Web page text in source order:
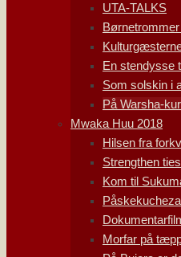
UTA-TALKS
En stendysse
Som solskin i
På Warsha-
Mwaka Huu 2018
Hilsen fra
Strengthen
Kom til
Morfar på